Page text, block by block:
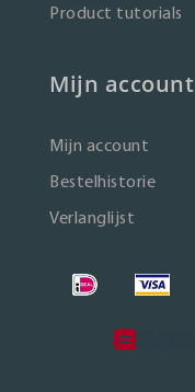
Product tutorials
Mijn account
Mijn account
Bestelhistorie
Verlanglijst